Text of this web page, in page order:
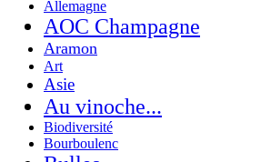
Allemagne
AOC Champagne
Aramon
Art
Asie
Au vinoche...
Biodiversité
Bourboulenc